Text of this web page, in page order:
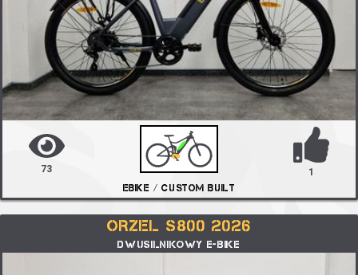
73
EBIKE / CUSTOM BUILT
1
ORZEL S800 2026
DWUSILNIKOWY E-BIKE